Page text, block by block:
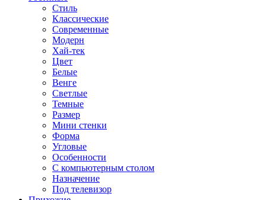
Стиль
Классические
Современные
Модерн
Хай-тек
Цвет
Белые
Венге
Светлые
Темные
Размер
Мини стенки
Форма
Угловые
Особенности
С компьютерным столом
Назначение
Под телевизор